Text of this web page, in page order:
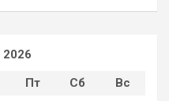
Пт Сб
Вс